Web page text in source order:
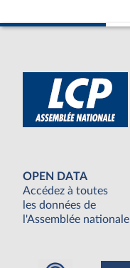
OPEN DATA
Accédez à toutes
les données de
l'Assemblée nationale